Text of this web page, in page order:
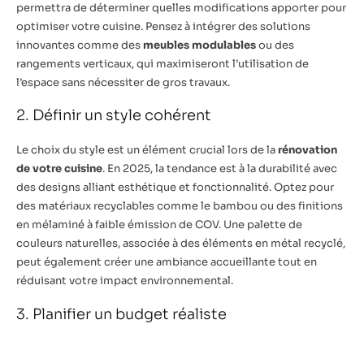
permettra de déterminer quelles modifications apporter pour
optimiser votre cuisine. Pensez à intégrer des solutions
innovantes comme des meubles modulablesou des
rangements verticaux, qui maximiseront l’utilisation de
l’espace sans nécessiter de gros travaux.
2. Définir un style cohérent
Le choix du style est un élément crucial lors de la rénovation
de votre cuisine. En 2025, la tendance est à la durabilité avec
des designs alliant esthétique et fonctionnalité. Optez pour
des matériaux recyclables comme le bambou ou des finitions
en mélaminé à faible émission de COV. Une palette de
couleurs naturelles, associée à des éléments en métal recyclé,
peut également créer une ambiance accueillante tout en
réduisant votre impact environnemental.
3. Planifier un budget réaliste